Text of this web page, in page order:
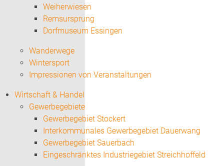
Weiherwiesen
Remsursprung
Dorfmuseum Essingen
Wanderwege
Wintersport
Impressionen von Veranstaltungen
Wirtschaft & Handel
Gewerbegebiete
Gewerbegebiet Stockert
Interkommunales Gewerbegebiet Dauerwang
Gewerbegebiet Sauerbach
Eingeschränktes Industriegebiet Streichhoffeld